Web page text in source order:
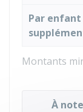
Montants
Par enfant
À